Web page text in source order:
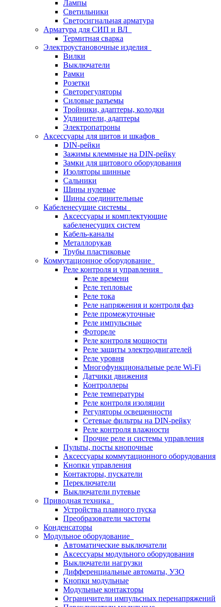
Лампы
Светильники
Светосигнальная арматура
Арматура для СИП и ВЛ
Термитная сварка
Электроустановочные изделия
Вилки
Выключатели
Рамки
Розетки
Светорегуляторы
Силовые разъемы
Тройники, адаптеры, колодки
Удлинители, адаптеры
Электропатроны
Аксессуары для щитов и шкафов
DIN-рейки
Зажимы клеммные на DIN-рейку
Замки для щитового оборудования
Изоляторы шинные
Сальники
Шины нулевые
Шины соединительные
Кабеленесущие системы
Аксессуары и комплектующие
кабеленесущих систем
Кабель-каналы
Металлорукав
Трубы пластиковые
Коммутационное оборудование
Реле контроля и управления
Реле времени
Реле тепловые
Реле тока
Реле напряжения и контроля фаз
Реле промежуточные
Реле импульсные
Фотореле
Реле контроля мощности
Реле защиты электродвигателей
Реле уровня
Многофункциональные реле Wi-Fi
Датчики движения
Контроллеры
Реле температуры
Реле контроля изоляции
Регуляторы освещенности
Сетевые фильтры на DIN-рейку
Реле контроля влажности
Прочие реле и системы управления
Пульты, посты кнопочные
Аксессуары коммутационного оборудования
Кнопки управления
Контакторы, пускатели
Переключатели
Выключатели путевые
Приводная техника
Устройства плавного пуска
Преобразователи частоты
Конденсаторы
Модульное оборудование
Автоматические выключатели
Аксессуары модульного оборудования
Выключатели нагрузки
Дифференциальные автоматы, УЗО
Кнопки модульные
Модульные контакторы
Ограничители импульсных перенапряжений